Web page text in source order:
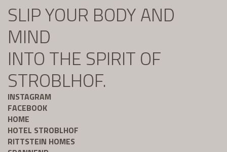
SLIP YOUR BODY AND
MIND
INTO THE SPIRIT OF
STROBLHOF.
INSTAGRAM
FACEBOOK
HOME
HOTEL STROBLHOF
RITTSTEIN HOMES